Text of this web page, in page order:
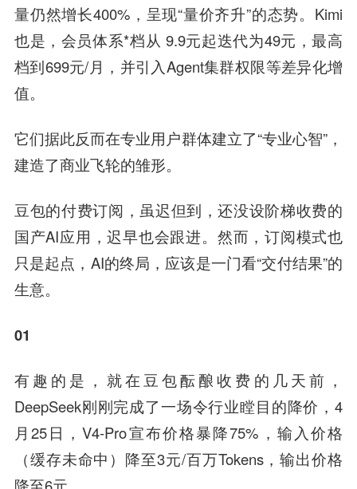
量仍然增长400%，呈现“量价齐升”的态势。Kimi
也是，会员体系*档从 9.9元起迭代为49元，最高
档到699元/月，并引入Agent集群权限等差异化增
值。
它们据此反而在专业用户群体建立了“专业心智”，
建造了商业飞轮的雏形。
豆包的付费订阅，虽迟但到，还没设阶梯收费的
国产AI应用，迟早也会跟进。然而，订阅模式也
只是起点，AI的终局，应该是一门看“交付结果”的
生意。
01
有趣的是，就在豆包酝酿收费的几天前，
DeepSeek刚刚完成了一场令行业瞠目的降价，4
月25日，V4-Pro宣布价格暴降75%，输入价格
（缓存未命中）降至3元/百万Tokens，输出价格
降至6元。